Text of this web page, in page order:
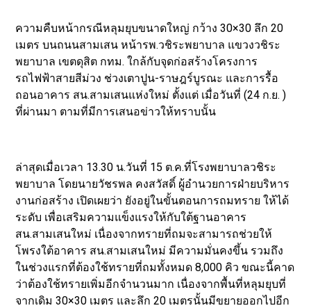
ความคืบหน้ากรณีหลุมยุบขนาดใหญ่ กว้าง 30×30 ลึก 20
เมตร บนถนนสามเสน หน้ารพ.วชิระพยาบาล แขวงวชิระ
พยาบาล เขตดุสิต กทม. ใกล้กับจุดก่อสร้างโครงการ
รถไฟฟ้าสายสีม่วง ช่วงเตาปูน-ราษฎร์บูรณะ และการรื้อ
ถอนอาคาร สน.สามเสนแห่งใหม่ ตั้งแต่ เมื่อวันที่ (24 ก.ย. )
ที่ผ่านมา ตามที่มีการเสนอข่าวให้ทราบนั้น
ล่าสุดเมื่อเวลา 13.30 น.วันที่ 15 ต.ค.ที่โรงพยาบาลวชิระ
พยาบาล โดยนายวัชรพล คงสวัสดิ์ ผู้อำนวยการฝ่ายบริหาร
งานก่อสร้าง เปิดเผยว่า ยังอยู่ในขั้นตอนการถมทราย ให้ได้
ระดับ เพื่อเสริมความแข็งแรงให้กับใต้ฐานอาคาร
สน.สามเสนใหม่ เนื่องจากทรายที่ถมจะสามารถช่วยให้
โพรงใต้อาคาร สน.สามเสนใหม่ มีความมั่นคงขึ้น รวมถึง
ในช่วงแรกที่ต้องใช้ทรายที่ถมทั้งหมด 8,000 คิว ขณะนี้คาด
ว่าต้องใช้ทรายเพิ่มอีกจำนวนมาก เนื่องจากพื้นที่หลุมยุบที่
จากเดิม 30×30 เมตร และลึก 20 เมตรนั้นมีขยายออกไปอีก